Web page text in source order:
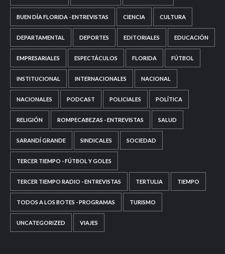
BUEN DÍA FLORIDA - ENTREVISTAS CIENCIA CULTURA
DEPARTAMENTAL DEPORTES EDITORIALES EDUCACIÓN
EMPRESARIALES ESPECTÁCULOS FLORIDA FÚTBOL
INSTITUCIONAL INTERNACIONALES NACIONAL
NACIONALES PODCAST POLICIALES POLÍTICA
RELIGIÓN ROMPECABEZAS - ENTREVISTAS SALUD
SARANDÍ GRANDE SINDICALES SOCIEDAD
TERCER TIEMPO - FÚTBOL Y GOLES
TERCER TIEMPO RADIO - ENTREVISTAS TERTULIA TIEMPO
TODOS A LOS BOTES - PROGRAMAS TURISMO
UNCATEGORIZED VIAJES